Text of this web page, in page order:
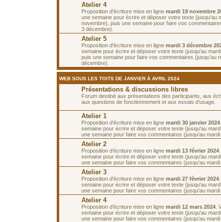
Atelier 4
Proposition d'écriture mise en ligne mardi 19 novembre
une semaine pour écrire et déposer votre texte (jusqu'au
novembre), puis une semaine pour faire vos
3 décembre).
Atelier 5
Proposition d'écriture mise en ligne mardi 3 décembre
semaine pour écrire et déposer votre texte (jusqu'au
puis une semaine pour faire vos commentaires (jusqu'au
décembre).
WEB SOUS LES TOITS DE JANVIER À AVRIL 2024
Présentations & discussions libres
Forum destiné aux présentations des participants, aux
aux questions de fonctionnement et aux essais d'usage.
Atelier 1
Proposition d'écriture mise en ligne mardi 30 janvier 2024
semaine pour écrire et déposer votre texte (jusqu'au
une semaine pour faire vos commentaires (jusqu'au
Atelier 2
Proposition d'écriture mise en ligne mardi 13 février 2024
semaine pour écrire et déposer votre texte (jusqu'au
une semaine pour faire vos commentaires (jusqu'au
Atelier 3
Proposition d'écriture mise en ligne mardi 27 février 2024
semaine pour écrire et déposer votre texte (jusqu'au
une semaine pour faire vos commentaires (jusqu'au
Atelier 4
Proposition d'écriture mise en ligne mardi 12 mars 2024 .
semaine pour écrire et déposer votre texte (jusqu'au
une semaine pour faire vos commentaires (jusqu'au